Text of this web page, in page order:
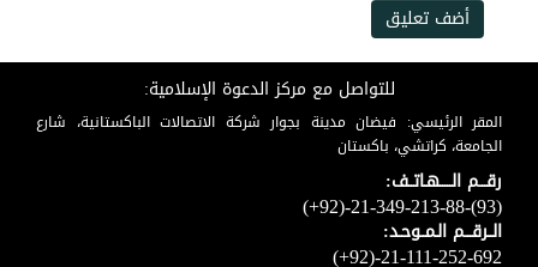
أضف تعليق
للتواصل مع مركز الدعوة الإسلامية:
المقر الرئيسي: فيضان مدينة بجوار شركة الاتصالات الباكستانية، شارع
الجامعة، كراتشي، باكستان
رقـــم الـــــهـاتــف:
(+92)-21-349-213-88-(93)
الــرقـــم الـمــوحـد:
(+92)-21-111-252-692